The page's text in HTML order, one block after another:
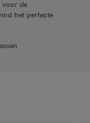
voor de
het perfecte